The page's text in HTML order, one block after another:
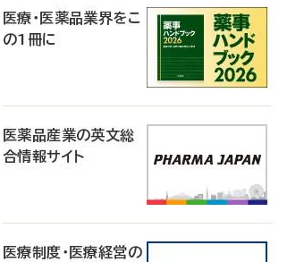
医療・医薬品業界をこ
の1冊に
医薬品産業の英文総
合情報サイト
医療制度・医療経営の